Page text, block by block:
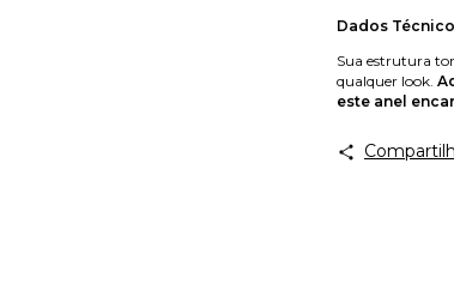
Dados
Sua estrutura
qualquer look.
este anel